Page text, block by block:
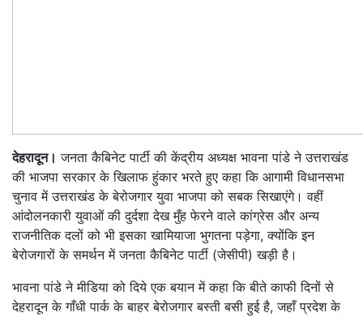
देहरादून। जनता कैबिनेट पार्टी की केंद्रीय अध्यक्ष भावना पांडे ने उत्तराखंड
की भाजपा सरकार के खिलाफ हुंकार भरते हुए कहा कि आगामी विधानसभा
चुनाव में उत्तराखंड के बेरोजगार युवा भाजपा को सबक सिखाएंगे। वहीं
आंदोलनकारी युवाओं की दुर्दशा देख मुँह फेरने वाले कांग्रेस और अन्य
राजनीतिक दलों को भी इसका खामियाजा भुगतना पड़ेगा, क्योंकि इन
बेरोजगारों के समर्थन में जनता कैबिनेट पार्टी (जेसीपी) खड़ी है।
भावना पांडे ने मीडिया को दिये एक बयान में कहा कि बीते काफी दिनों से
देहरादून के गाँधी पार्क के बाहर बेरोजगार बस्ती बसी हुई है, जहाँ प्रदेश के